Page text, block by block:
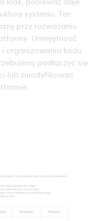
klas, ponieważ daje
systemu. Ten
przy rozważaniu
Umiejętność
i organizowania kodu
podłączyć się
lub zmodyfikować